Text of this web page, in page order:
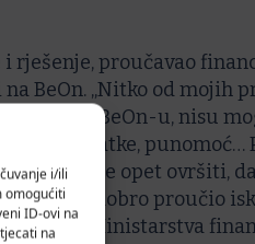
i/ili
omogućiti
ID-ovi na
na
rješenje, proučavao
BeOn. „Nitko od mojih
se javim BeOn-u, nisu
podatke,
da će me opet ovršiti,
Ali sam dobro proučio
licencu Ministarstva